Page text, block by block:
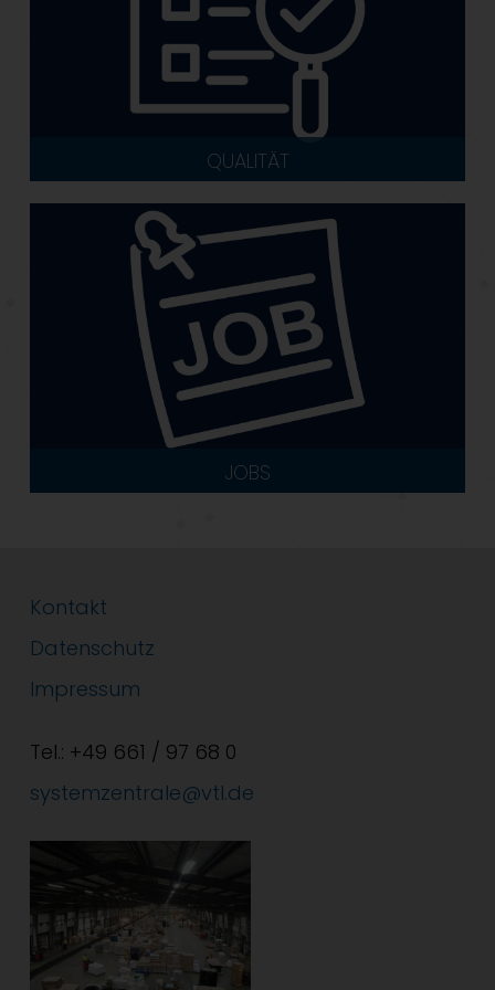
QUALITÄT
JOBS
Kontakt
Datenschutz
Impressum
Tel.: +49 661 / 97 68 0
systemzentrale@vtl.de